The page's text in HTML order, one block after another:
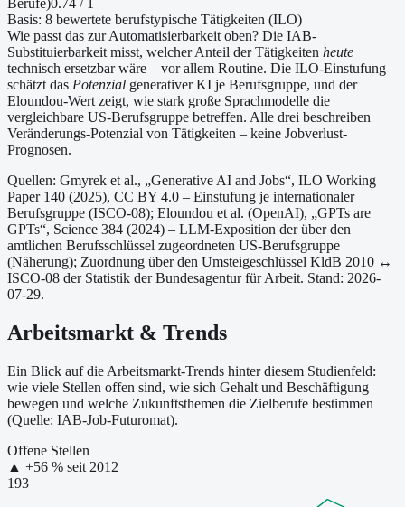
Berufe)0.74 / 1
Basis: 8 bewertete berufstypische Tätigkeiten (ILO)
Wie passt das zur Automatisierbarkeit oben? Die IAB-
Substituierbarkeit misst, welcher Anteil der Tätigkeiten heute
technisch ersetzbar wäre – vor allem Routine. Die ILO-Einstufung
schätzt das Potenzial generativer KI je Berufsgruppe, und der
Eloundou-Wert zeigt, wie stark große Sprachmodelle die
vergleichbare US-Berufsgruppe betreffen. Alle drei beschreiben
Veränderungs-Potenzial von Tätigkeiten – keine Jobverlust-
Prognosen.
Quellen: Gmyrek et al., „Generative AI and Jobs“, ILO Working
Paper 140 (2025), CC BY 4.0 – Einstufung je internationaler
Berufsgruppe (ISCO-08); Eloundou et al. (OpenAI), „GPTs are
GPTs“, Science 384 (2024) – LLM-Exposition der über den
amtlichen Berufsschlüssel zugeordneten US-Berufsgruppe
(Näherung); Zuordnung über den Umsteigeschlüssel KldB 2010 ↔
ISCO-08 der Statistik der Bundesagentur für Arbeit. Stand: 2026-
07-29.
Arbeitsmarkt & Trends
Ein Blick auf die Arbeitsmarkt-Trends hinter diesem Studienfeld:
wie viele Stellen offen sind, wie sich Gehalt und Beschäftigung
bewegen und welche Zukunftsthemen die Zielberufe bestimmen
(Quelle: IAB-Job-Futuromat).
Offene Stellen
▲ +56 % seit 2012
193